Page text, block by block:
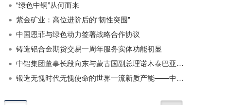
“绿色中铜”从何而来
紫金矿业：高位进阶后的“韧性突围”
中国恩菲与绿色动力签署战略合作协议
铸造铝合金期货交易一周年服务实体功能初显
中铝集团董事长段向东与蒙古国副总理诺木泰巴亚尔举行会谈
锻造无愧时代无愧使命的世界一流新质产能——中国有色金属工业的战略应对与破局之道（二）